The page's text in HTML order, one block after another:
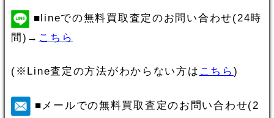
■lineでの無料買取査定のお問い合わせ(24時
間)→ こちら
(※Line査定の方法がわからない方は こちら )
■メールでの無料買取査定のお問い合わせ(2